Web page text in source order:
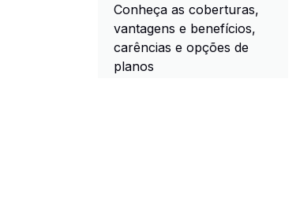
Conheça as coberturas,
vantagens e benefícios,
carências e opções de
planos